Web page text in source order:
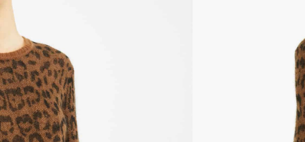
Osella, perfecto para atuendos formales.
largas, cuello redondo, costuras sin costuras,
elástica y estampado digital en toda la
porque no quedan existencias.